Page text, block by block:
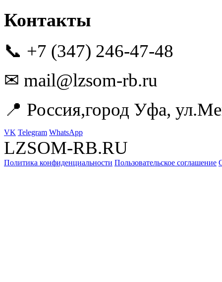
Контакты
📞 +7 (347) 246-47-48
✉ mail@lzsom-rb.ru
📍 Россия,город Уфа,
VK Telegram WhatsApp
LZSOM-RB.RU
Политика конфиденциальности Пользовательское соглашение